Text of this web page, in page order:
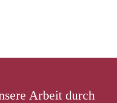
Arbeit durch